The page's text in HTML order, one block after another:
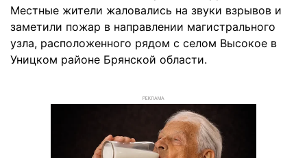
Местные жители жаловались на звуки взрывов и
заметили пожар в направлении магистрального
узла, расположенного рядом с селом Высокое в
Уницком районе Брянской области.
РЕКЛАМА